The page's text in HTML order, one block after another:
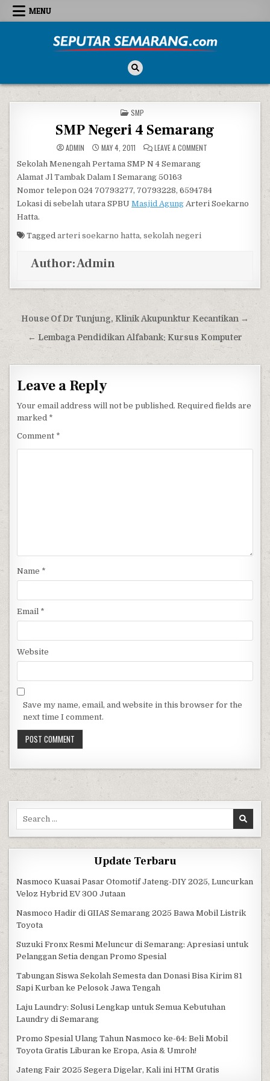
Skip to content
MENU
POSTED IN
SMP
SMP Negeri 4 Semarang
ADMIN MAY 4, 2011 LEAVE A COMMENT
Sekolah Menengah Pertama SMP N 4 Semarang
Alamat Jl Tambak Dalam I Semarang 50163
Nomor telepon 024 70793277, 70793228, 6594784
Lokasi di sebelah utara SPBUMasjid Agung Arteri Soekarno
Hatta.
Taggedarteri soekarno hatta,sekolah negeri
Author:Admin
Post navigation
House Of Dr Tunjung, Klinik Akupunktur Kecantikan →
← Lembaga Pendidikan Alfabank: Kursus Komputer
Leave a Reply
Your email address will not be published. Required fields are
marked *
Comment *
Name *
Email *
Website
Save my name, email, and website in this browser for the
next time I comment.
Update Terbaru
Nasmoco Kuasai Pasar Otomotif Jateng-DIY 2025, Luncurkan
Veloz Hybrid EV 300 Jutaan
Nasmoco Hadir di GIIAS Semarang 2025 Bawa Mobil Listrik
Toyota
Suzuki Fronx Resmi Meluncur di Semarang: Apresiasi untuk
Pelanggan Setia dengan Promo Spesial
Tabungan Siswa Sekolah Semesta dan Donasi Bisa Kirim 81
Sapi Kurban ke Pelosok Jawa Tengah
Laju Laundry: Solusi Lengkap untuk Semua Kebutuhan
Laundry di Semarang
Promo Spesial Ulang Tahun Nasmoco ke-64: Beli Mobil
Toyota Gratis Liburan ke Eropa, Asia & Umroh!
Jateng Fair 2025 Segera Digelar, Kali ini HTM Gratis